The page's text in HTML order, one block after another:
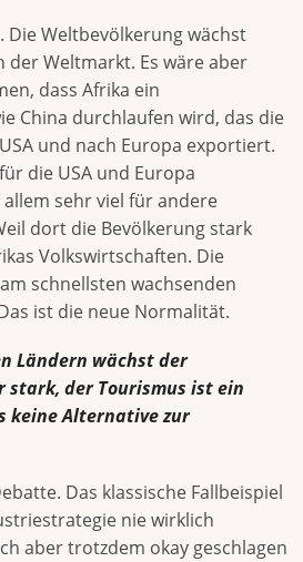
Die Weltbevölkerung wächst
Weltmarkt. Es wäre aber
dass Afrika ein
China durchlaufen wird, das die
und nach Europa exportiert.
die USA und Europa
sehr viel für andere
dort die Bevölkerung stark
Volkswirtschaften. Die
schnellsten wachsenden
ist die neue Normalität.
Ländern wächst der
der Tourismus ist ein
keine Alternative zur
Das klassische Fallbeispiel
nie wirklich
aber trotzdem okay geschlagen